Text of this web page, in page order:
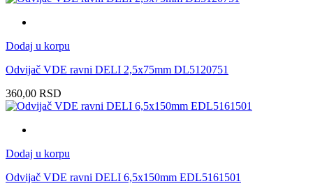
Dodaj u korpu
Odvijač VDE ravni DELI 2,5x75mm DL5120751
360,00 RSD
Dodaj u korpu
Odvijač VDE ravni DELI 6,5x150mm EDL5161501